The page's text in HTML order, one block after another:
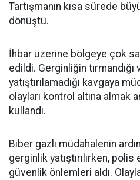
Tartışmanın kısa sürede
dönüştü.
İhbar üzerine bölgeye çok
edildi. Gerginliğin tırmandığı
yatıştırılamadığı kavgaya
olayları kontrol altına almak
kullandı.
Biber gazlı müdahalenin
gerginlik yatıştırılırken,
güvenlik önlemleri aldı.